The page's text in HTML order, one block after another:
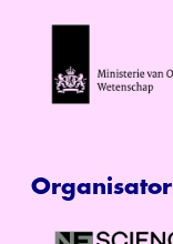
Organisator